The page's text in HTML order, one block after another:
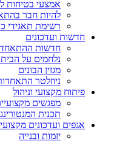
אמצעי בטיחות
להיות חבר
רשימת תאגידי
חדשות ועדכונים
חדשות
נלחמים על
מגזין הבונים
ניוזלטר
פיתוח מקצועי וניהול
מפגשים
תכנית
אגפים ועדכונים
יזמות ובנייה